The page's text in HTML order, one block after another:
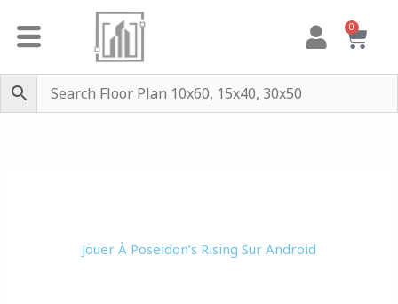
0
Cart
Jouer À Poseidon’s Rising Sur Android